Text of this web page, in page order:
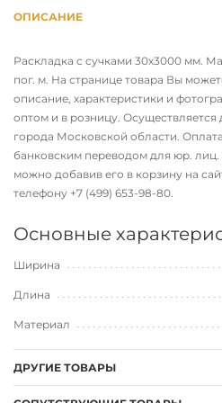
ОПИСАНИЕ
Раскладка с сучками 30х3000 мм.
пог. м. На странице товара Вы
описание, характеристики и
оптом и в розницу. Осуществляется
города Московской области.
банковским переводом для юр. лиц.
можно добавив его в корзину на
телефону +7 (499) 653-98-80.
Основные
Ширина
Длина
Материал
ДРУГИЕ ТОВАРЫ